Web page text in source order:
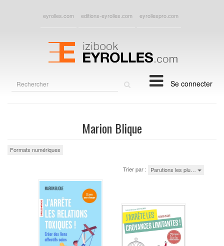
eyrolles.com editions-eyrolles.com eyrollespro.com
Se connecter
Marion Blique
Formats numériques
Trier par : Parutions les plu…